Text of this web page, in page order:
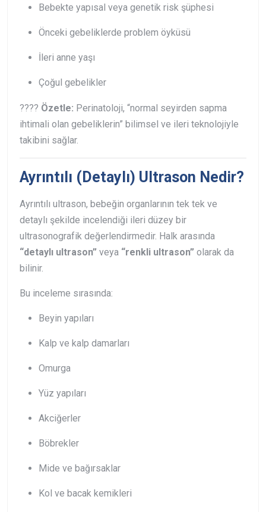
Bebekte yapısal veya genetik risk şüphesi
Önceki gebeliklerde problem öyküsü
İleri anne yaşı
Çoğul gebelikler
???? Özetle: Perinatoloji, “normal seyirden sapma
ihtimali olan gebeliklerin” bilimsel ve ileri teknolojiyle
takibini sağlar.
Ayrıntılı (Detaylı) Ultrason Nedir?
Ayrıntılı ultrason, bebeğin organlarının tek tek ve
detaylı şekilde incelendiği ileri düzey bir
ultrasonografik değerlendirmedir. Halk arasında
“detaylı ultrason” veya “renkli ultrason” olarak da
bilinir.
Bu inceleme sırasında:
Beyin yapıları
Kalp ve kalp damarları
Omurga
Yüz yapıları
Akciğerler
Böbrekler
Mide ve bağırsaklar
Kol ve bacak kemikleri